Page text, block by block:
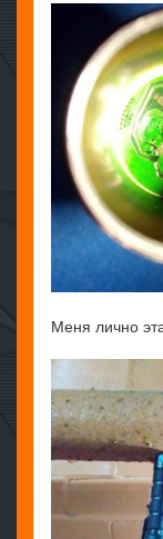
Меня лично